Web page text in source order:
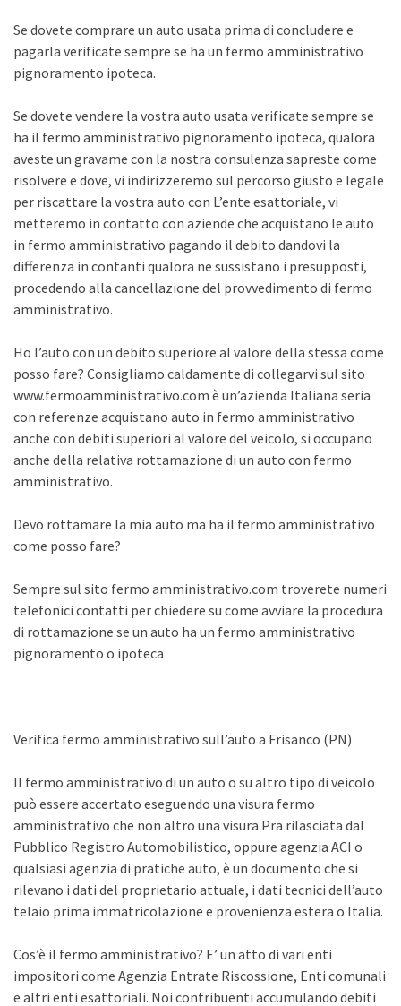
Se dovete comprare un auto usata prima di concludere e
pagarla verificate sempre se ha un fermo amministrativo
pignoramento ipoteca.
Se dovete vendere la vostra auto usata verificate sempre se
ha il fermo amministrativo pignoramento ipoteca, qualora
aveste un gravame con la nostra consulenza sapreste come
risolvere e dove, vi indirizzeremo sul percorso giusto e legale
per riscattare la vostra auto con L’ente esattoriale, vi
metteremo in contatto con aziende che acquistano le auto
in fermo amministrativo pagando il debito dandovi la
differenza in contanti qualora ne sussistano i presupposti,
procedendo alla cancellazione del provvedimento di fermo
amministrativo.
Ho l’auto con un debito superiore al valore della stessa come
posso fare? Consigliamo caldamente di collegarvi sul sito
www.fermoamministrativo.com è un’azienda Italiana seria
con referenze acquistano auto in fermo amministrativo
anche con debiti superiori al valore del veicolo, si occupano
anche della relativa rottamazione di un auto con fermo
amministrativo.
Devo rottamare la mia auto ma ha il fermo amministrativo
come posso fare?
Sempre sul sito fermo amministrativo.com troverete numeri
telefonici contatti per chiedere su come avviare la procedura
di rottamazione se un auto ha un fermo amministrativo
pignoramento o ipoteca
Verifica fermo amministrativo sull’auto a Frisanco (PN)
Il fermo amministrativo di un auto o su altro tipo di veicolo
può essere accertato eseguendo una visura fermo
amministrativo che non altro una visura Pra rilasciata dal
Pubblico Registro Automobilistico, oppure agenzia ACI o
qualsiasi agenzia di pratiche auto, è un documento che si
rilevano i dati del proprietario attuale, i dati tecnici dell’auto
telaio prima immatricolazione e provenienza estera o Italia.
Cos’è il fermo amministrativo? E’ un atto di vari enti
impositori come Agenzia Entrate Riscossione, Enti comunali
e altri enti esattoriali. Noi contribuenti accumulando debiti